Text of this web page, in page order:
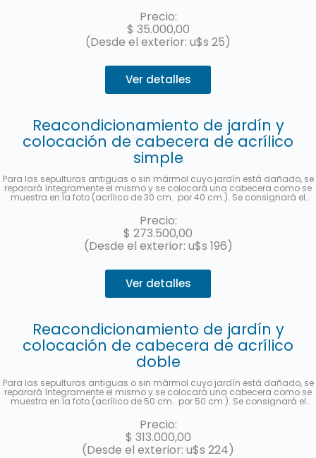
ejemplo. Te amaremos por siempre." y 4) "Tu familia te recuerda.".
Deberá indicar al contratar el servicio la frase seleccionada en la
sección "observaciones". Le enviaremos una foto a su e-mail cuando se
haya realizado.
Precio:
$ 35.000,00
(Desde el exterior: u$s 25)
Ver detalles
Reacondicionamiento de jardín y
colocación de cabecera de acrílico
simple
Para las sepulturas antiguas o sin mármol cuyo jardín está dañado, se
reparará íntegramente el mismo y se colocará una cabecera como se
muestra en la foto (acrílico de 30 cm. por 40 cm.). Se consignará el
castellano y hebreo más la ubicación (manzana, tablón y sepultura). Se
enviará una foto una vez finalizado el trabajo. Hasta 3 cuotas sin interés
con MercadoPago.
Precio:
$ 273.500,00
(Desde el exterior: u$s 196)
Ver detalles
Reacondicionamiento de jardín y
colocación de cabecera de acrílico
doble
Para las sepulturas antiguas o sin mármol cuyo jardín está dañado, se
reparará íntegramente el mismo y se colocará una cabecera como se
muestra en la foto (acrílico de 50 cm. por 50 cm.). Se consignará el
castellano y hebreo más la ubicación (manzana, tablón y sepultura) de
cada fallecido. Se enviará una foto una vez finalizado el trabajo. Hasta 3
cuotas sin interés con MercadoPago.
Precio:
$ 313.000,00
(Desde el exterior: u$s 224)